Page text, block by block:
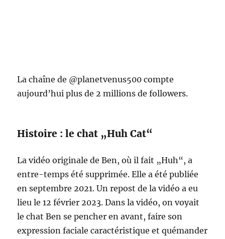
La chaîne de @planetvenus500 compte
aujourd’hui plus de 2 millions de followers.
Histoire : le chat „Huh Cat“
La vidéo originale de Ben, où il fait „Huh“, a
entre-temps été supprimée. Elle a été publiée
en septembre 2021. Un repost de la vidéo a eu
lieu le 12 février 2023. Dans la vidéo, on voyait
le chat Ben se pencher en avant, faire son
expression faciale caractéristique et quémander